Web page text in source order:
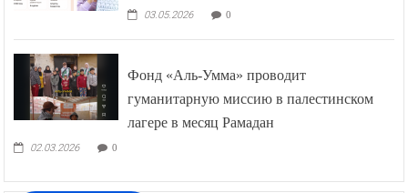
03.05.2026 0
Фонд «Аль-Умма» проводит
гуманитарную миссию в палестинском
лагере в месяц Рамадан
02.03.2026 0